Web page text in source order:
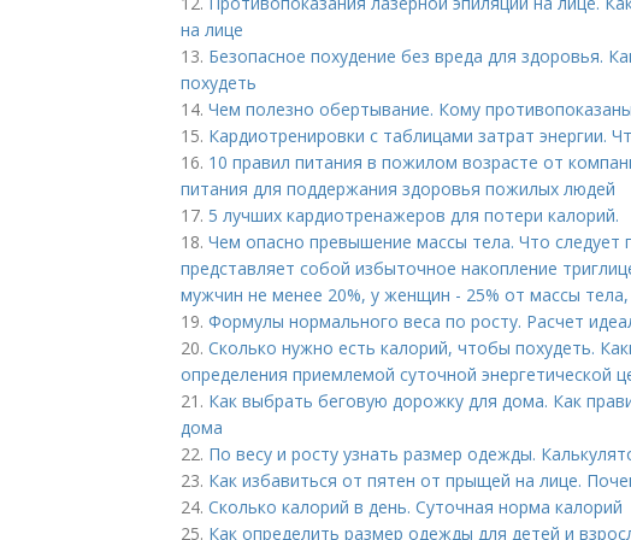
на лице
13. Безопасное похудение без вреда для здоровья.
похудеть
14. Чем полезно обертывание. Кому
15. Кардиотренировки с таблицами затрат энергии.
16. 10 правил питания в пожилом возрасте от
питания для поддержания здоровья пожилых людей
17. 5 лучших кардиотренажеров для потери калорий.
18. Чем опасно превышение массы тела. Что
представляет собой избыточное накопление
мужчин не менее 20%, у женщин - 25% от массы
19. Формулы нормального веса по росту. Расчет
20. Сколько нужно есть калорий, чтобы похудеть.
определения приемлемой суточной энергетической
21. Как выбрать беговую дорожку для дома. Как
дома
22. По весу и росту узнать размер одежды.
23. Как избавиться от пятен от прыщей на лице.
24. Сколько калорий в день. Суточная норма калорий
25. Как определить размер одежды для детей и